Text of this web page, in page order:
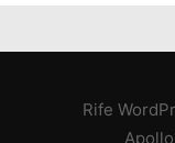
Rife